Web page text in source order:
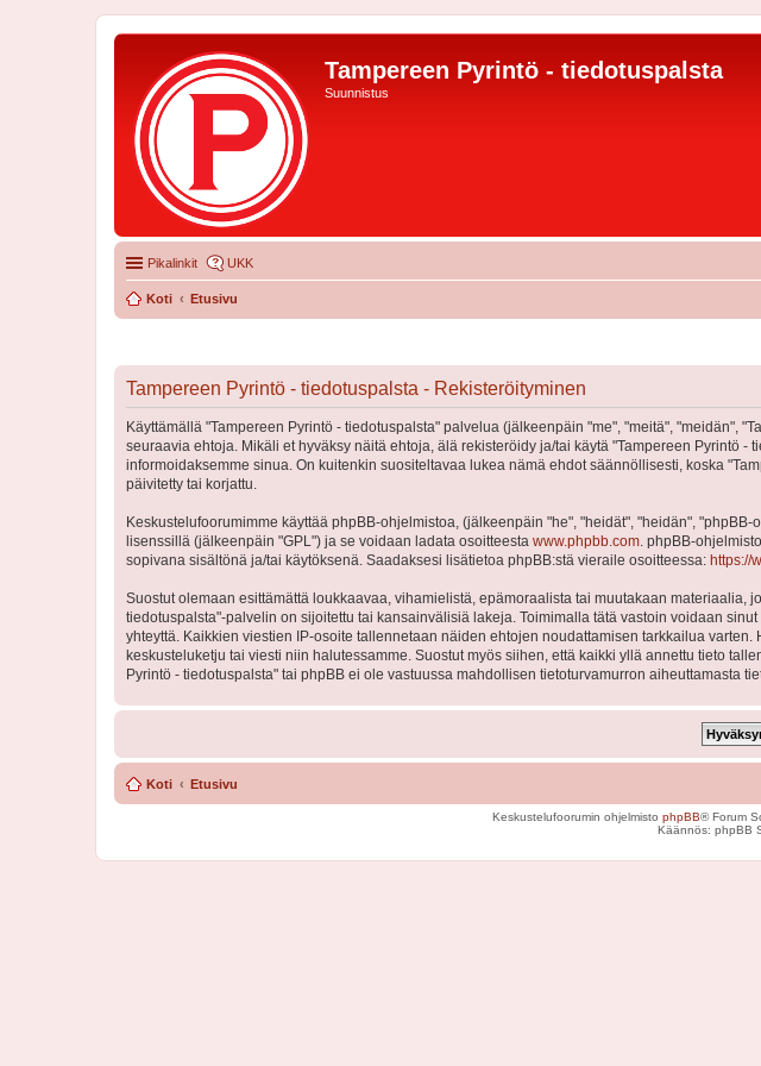
Tampereen Pyrintö - tiedotuspalsta
Suunnistus
Pikalinkit UKK
Koti Etusivu
Tampereen Pyrintö - tiedotuspalsta - Rekisteröityminen
Käyttämällä "Tampereen Pyrintö - tiedotuspalsta" palvelua (jälkeenpäin "me", "meitä", "meidän",
seuraavia ehtoja. Mikäli et hyväksy näitä ehtoja, älä rekisteröidy ja/tai käytä "Tampereen Pyrintö
informoidaksemme sinua. On kuitenkin suositeltavaa lukea nämä ehdot säännöllisesti, koska
päivitetty tai korjattu.
Keskustelufoorumimme käyttää phpBB-ohjelmistoa, (jälkeenpäin "he", "heidät", "heidän",
lisenssillä (jälkeenpäin "GPL") ja se voidaan ladata osoitteesta www.phpbb.com . phpBB-
sopivana sisältönä ja/tai käytöksenä. Saadaksesi lisätietoa phpBB:stä vieraile osoitteessa: https://
Suostut olemaan esittämättä loukkaavaa, vihamielistä, epämoraalista tai muutakaan
tiedotuspalsta"-palvelin on sijoitettu tai kansainvälisiä lakeja. Toimimalla tätä vastoin voidaan
yhteyttä. Kaikkien viestien IP-osoite tallennetaan näiden ehtojen noudattamisen tarkkailua
keskusteluketju tai viesti niin halutessamme. Suostut myös siihen, että kaikki yllä annettu tieto
Pyrintö - tiedotuspalsta" tai phpBB ei ole vastuussa mahdollisen tietoturvamurron aiheuttamasta
Koti Etusivu
Keskustelufoorumin ohjelmisto phpBB® Forum
Käännös: phpBB